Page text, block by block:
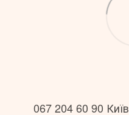
067 204 60 90 Київ